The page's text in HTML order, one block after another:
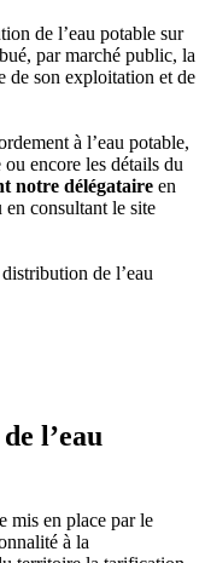
de l’eau potable sur
par marché public, la
de son exploitation et de
à l’eau potable,
encore les détails du
notre délégataire en
consultant le site
de l’eau
l’eau
mis en place par le
à la